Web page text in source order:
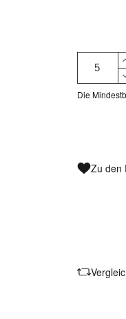
Die
Zu den